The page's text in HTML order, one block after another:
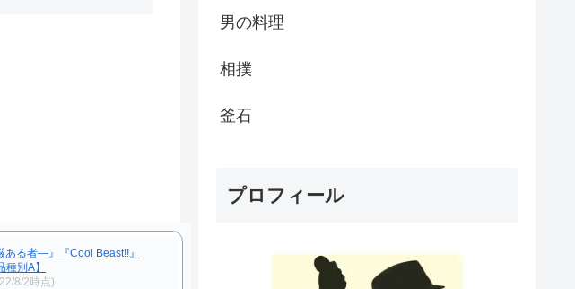
ある者—』『Cool Beast!!』
別A】
8/2時点)
男の料理
相撲
釜石
プロフィール